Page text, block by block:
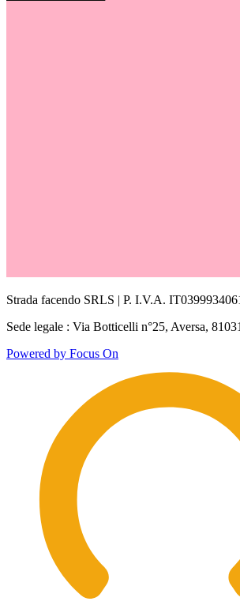
Strada facendo SRLS | P. I.V.A.
Sede legale : Via Botticelli n°25, Aversa, 81031
Powered by Focus On